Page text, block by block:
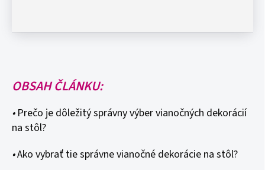
OBSAH ČLÁNKU:
• Prečo je dôležitý správny výber vianočných dekorácií
na stôl?
•Ako vybrať tie správne vianočné dekorácie na stôl?